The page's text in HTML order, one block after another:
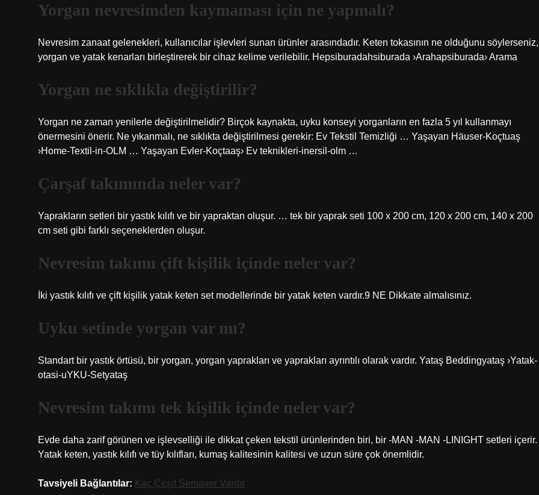
Yorgan nevresimden kaymaması için ne yapmalı?
Nevresim zanaat gelenekleri, kullanıcılar işlevleri sunan ürünler arasındadır. Keten tokasının ne olduğunu söylerseniz,
yorgan ve yatak kenarları birleştirerek bir cihaz kelime verilebilir. Hepsiburadahsiburada ›Arahapsiburada› Arama
Yorgan ne sıklıkla değiştirilir?
Yorgan ne zaman yenilerle değiştirilmelidir? Birçok kaynakta, uyku konseyi yorganların en fazla 5 yıl kullanmayı
önermesini önerir. Ne yıkanmalı, ne sıklıkta değiştirilmesi gerekir: Ev Tekstil Temizliği … Yaşayan Häuser-Koçtuaş
›Home-Textil-in-OLM … Yaşayan Evler-Koçtaaş› Ev teknikleri-inersil-olm …
Çarşaf takımında neler var?
Yaprakların setleri bir yastık kılıfı ve bir yapraktan oluşur. … tek bir yaprak seti 100 x 200 cm, 120 x 200 cm, 140 x 200
cm seti gibi farklı seçeneklerden oluşur.
Nevresim takımı çift kişilik içinde neler var?
İki yastık kılıfı ve çift kişilik yatak keten set modellerinde bir yatak keten vardır.9 NE Dikkate almalısınız.
Uyku setinde yorgan var mı?
Standart bir yastık örtüsü, bir yorgan, yorgan yaprakları ve yaprakları ayrıntılı olarak vardır. Yataş Beddingyataş ›Yatak-
otasi-uYKU-Setyataş
Nevresim takımı tek kişilik içinde neler var?
Evde daha zarif görünen ve işlevselliği ile dikkat çeken tekstil ürünlerinden biri, bir -MAN -MAN -LINIGHT setleri içerir.
Yatak keten, yastık kılıfı ve tüy kılıfları, kumaş kalitesinin kalitesi ve uzun süre çok önemlidir.
Tavsiyeli Bağlantılar: Kaç Çeşit Semaver Vardır